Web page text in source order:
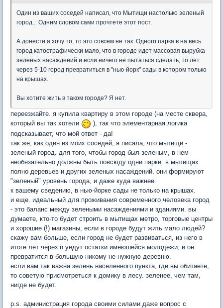
Один из ваших соседей написал, что Мытищи настолько зеленый
город... Одним словом сами прочтете этот пост.
А донести я хочу то, то это совсем не так. Одного парка в на весь
город катострафически мало, что в городе идет массовая вырубка
зеленых насаждений и если ничего не пытаться сделать, то лет
через 5-10 город превратиться в "нью-йорк" сады в котором только
на крышах.
Вы хотите жить в таком городе? Я нет.
переезжайте. я купила квартиру в этом городе (на месте сквера,
который вы так хотели
), так что элементарная логика
подсказывает, что мой ответ - да!
так же, как один из моих соседей, я писала, что мытищи -
зеленый город. для того, чтобы город был зеленым, в нем
необязательно должны быть повсюду одни парки. в мытищах
полно деревьев и других зеленых насаждений. они формируют
"зеленый" уровень города, и даже куда важнее.
к вашему сведению, в нью-йорке сады не только на крышах.
и еще. идеальный для проживания современного человека город
- это баланс между зелеными насаждениями и зданиями. вы
думаете, кто-то будет строить в мытищах метро, торговые центры
и хорошие (!) магазины, если в городе будут жить мало людей?
скажу вам больше, если город не будет развиваться, из него в
итоге лет через n уедут остатки имеюшейся молодежи, и он
превратится в большую никому не нужную деревню.
если вам так важна зелень населенного пункта, где вы обитаете,
то советую присмотреться к домику в лесу. зеленее, чем там,
нигде не будет.
p.s. администрация города своими силами даже вопрос с